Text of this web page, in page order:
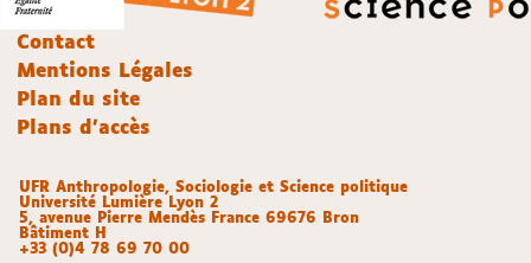
Contact
Mentions Légales
Plan du site
Plans d'accès
UFR Anthropologie, Sociologie et Science politique
Université Lumière Lyon 2
5, avenue Pierre Mendès France 69676 Bron
Bâtiment H
+33 (0)4 78 69 70 00